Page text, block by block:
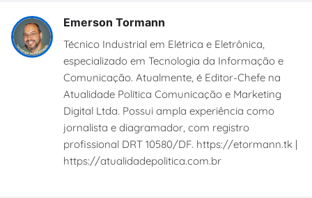
Emerson Tormann
Técnico Industrial em Elétrica e Eletrônica,
especializado em Tecnologia da Informação e
Comunicação. Atualmente, é Editor-Chefe na
Atualidade Política Comunicação e Marketing
Digital Ltda. Possui ampla experiência como
jornalista e diagramador, com registro
profissional DRT 10580/DF. https://etormann.tk |
https://atualidadepolitica.com.br